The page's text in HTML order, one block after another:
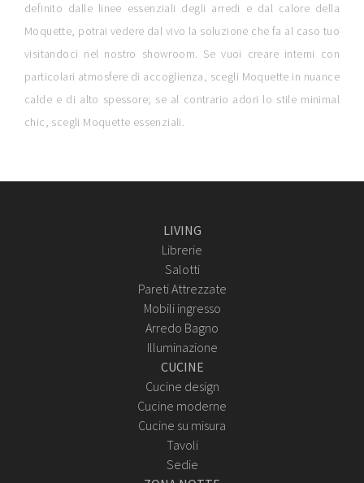
definito dalle linee essenziali degli arredi e dal calore della
Moquette, potrai vedere dal vivo la soluzione che fa al caso tuo
visitandoci nel nostro showroom. Se vuoi creare interni con
particolari atmosfere di accoglienza, scegli Moquette in nuance
calde e di alto spessore; se al contrario adori lo stile minimal
chic, scegli Moquette essenziali.
LIVING
Librerie
Salotti
Pareti Attrezzate
Mobili ingresso
Arredo Bagno
Illuminazione
CUCINE
Cucine design
Cucine moderne
Cucine su misura
Tavoli
Sedie